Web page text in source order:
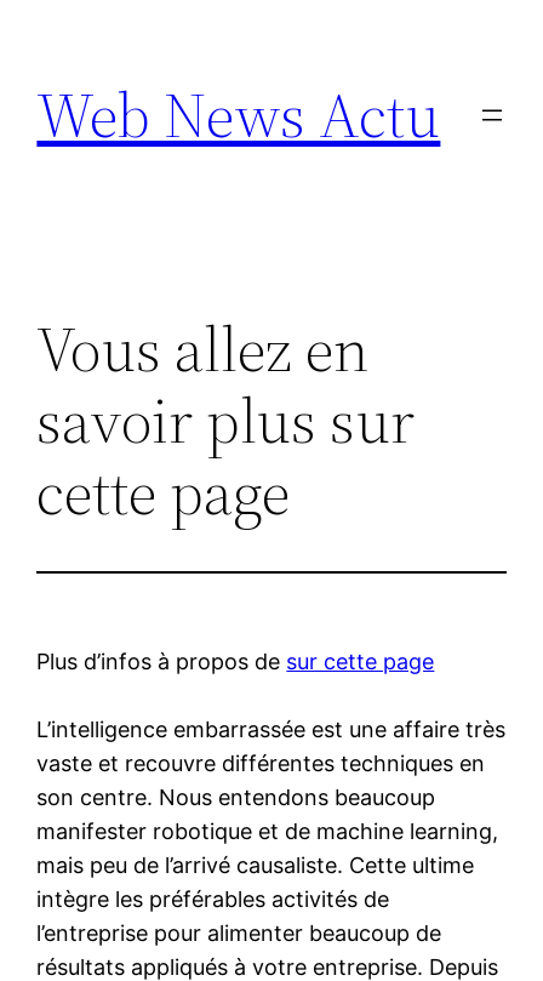
contenu
Web News Actu
Vous allez en
savoir plus sur
cette page
Plus d’infos à propos de sur cette page
L’intelligence embarrassée est une affaire très
vaste et recouvre différentes techniques en
son centre. Nous entendons beaucoup
manifester robotique et de machine learning,
mais peu de l’arrivé causaliste. Cette ultime
intègre les préférables activités de
l’entreprise pour alimenter beaucoup de
résultats appliqués à votre entreprise. Depuis